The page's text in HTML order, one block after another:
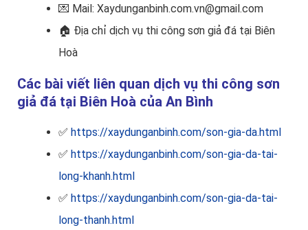
💌 Mail: Xaydunganbinh.com.vn@gmail.com
🏠 Địa chỉ dịch vụ thi công sơn giả đá tại Biên
Hoà
Các bài viết liên quan dịch vụ thi công sơn
giả đá tại Biên Hoà của An Bình
✅ https://xaydunganbinh.com/son-gia-da.html
✅ https://xaydunganbinh.com/son-gia-da-tai-
long-khanh.html
✅ https://xaydunganbinh.com/son-gia-da-tai-
long-thanh.html